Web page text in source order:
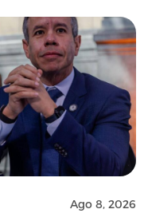
Ago 8, 2026